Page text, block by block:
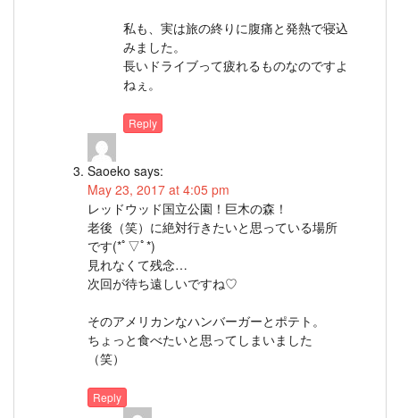
私も、実は旅の終りに腹痛と発熱で寝込
みました。
長いドライブって疲れるものなのですよ
ねぇ。
Reply
Saoeko says:
May 23, 2017 at 4:05 pm
レッドウッド国立公園！巨木の森！
老後（笑）に絶対行きたいと思っている場所
です(*ﾟ▽ﾟ*)
見れなくて残念…
次回が待ち遠しいですね♡
そのアメリカンなハンバーガーとポテト。
ちょっと食べたいと思ってしまいました
（笑）
Reply